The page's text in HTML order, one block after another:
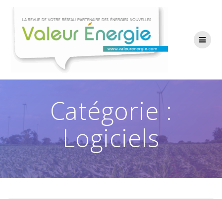
contenu
Catégorie :
Logiciels